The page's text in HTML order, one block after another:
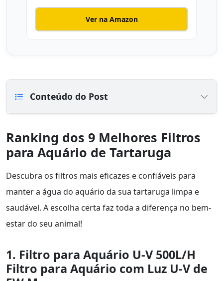
Ver na Amazon
Conteúdo do Post
Ranking dos 9 Melhores Filtros
para Aquário de Tartaruga
Descubra os filtros mais eficazes e confiáveis para
manter a água do aquário da sua tartaruga limpa e
saudável. A escolha certa faz toda a diferença no bem-
estar do seu animal!
1. Filtro para Aquário U-V 500L/H
Filtro para Aquário com Luz U-V de